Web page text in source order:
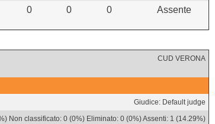
0 0 0 Assente
CUD VERONA
Giudice: Default judge
Non classificato: 0 (0%) Eliminato: 0 (0%) Assenti: 1 (14.29%)